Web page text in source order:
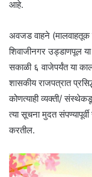
आहे.
अवजड वाहने (मालवाहतूक
शिवाजीनगर उड्डाणपूल या
सकाळी ६ वाजेपर्यंत या
शासकीय राजपत्रात
कोणत्याही व्यक्ती/
त्या सूचना मुदत
करतील.